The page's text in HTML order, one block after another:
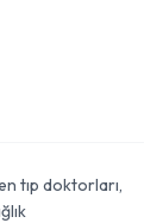
tıp doktorları,